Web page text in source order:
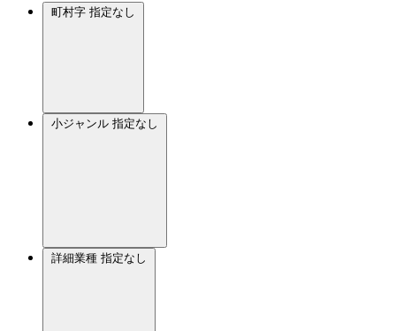
町村字 指定なし
小ジャンル 指定なし
詳細業種 指定なし